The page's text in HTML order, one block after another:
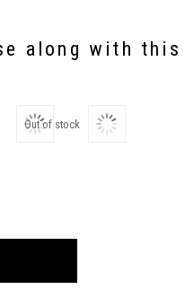
along with this
Out of stock